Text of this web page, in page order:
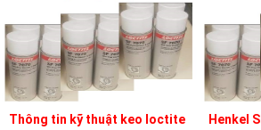
Thông tin kỹ thuật keo loctite
Henkel